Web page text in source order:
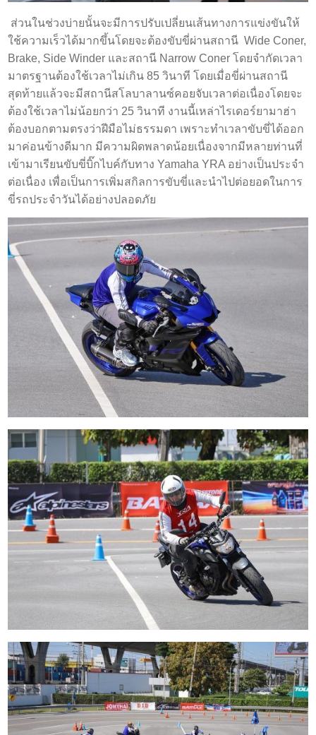
ส่วนในช่วงบ่ายนั้นจะมีการปรับเปลี่ยนเส้นทางการแข่งขันให้
ใช้ความเร็วได้มากขึ้นโดยจะต้องขับขี่ผ่านสถานี Wide Coner,
Brake, Side Winder และสถานี Narrow Coner โดยจำกัดเวลา
มาตรฐานต้องใช้เวลาไม่เกิน 85 วินาที โดยเมื่อขี่ผ่านสถานี
สุดท้ายแล้วจะมีสถานีสโลบาลานซ์คอยจับเวลาต่อเนื่องโดยจะ
ต้องใช้เวลาไม่น้อยกว่า 25 วินาที งานนี้เหล่าไรเดอร์ยามาฮ่า
ต้องบอกตามตรงว่าฝีมือไม่ธรรมดา เพราะทำเวลาขับขี่ได้ออก
มาค่อนข้างดีมาก มีความผิดพลาดน้อยเนื่องจากมีหลายท่านที่
เข้ามาเรียนขับขี่บิ๊กไบค์กับทาง Yamaha YRA อย่างเป็นประจำ
ต่อเนื่อง เพื่อเป็นการเพิ่มสกิลการขับขี่และนำไปต่อยอดในการ
ขี่รถประจำวันได้อย่างปลอดภัย